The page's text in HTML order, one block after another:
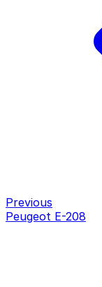
Previous
Peugeot E-208